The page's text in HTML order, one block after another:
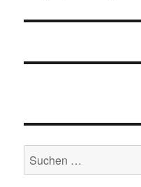
Suchen
nach: